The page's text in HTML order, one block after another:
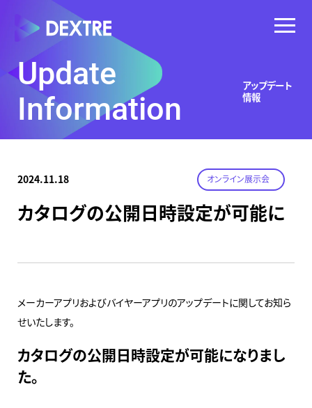
Update
Information
アップデート
情報
2024.11.18 オンライン展示会
カタログの公開日時設定が可能に
メーカーアプリおよびバイヤーアプリのアップデートに関してお知ら
せいたします。
カタログの公開日時設定が可能になりまし
た。